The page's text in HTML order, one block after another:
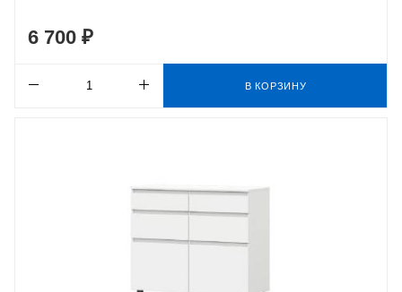
6 700 ₽
В КОРЗИНУ